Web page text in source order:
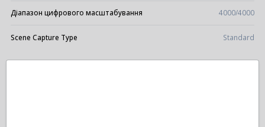
Діапазон цифрового масштабування 4000/4000
Scene Capture Type Standard